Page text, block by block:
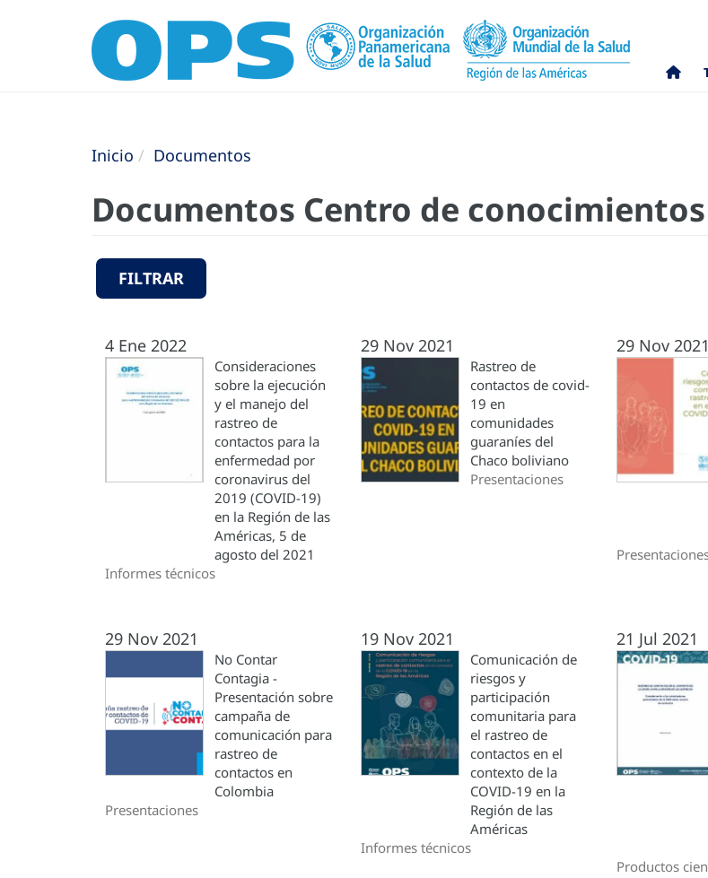
Inicio Documentos
Documentos Centro de
FILTRAR
4 Ene 2022
Consideraciones
sobre la ejecución
y el manejo del
rastreo de
contactos para la
enfermedad por
coronavirus del
2019 (COVID-19)
en la Región de las
Américas, 5 de
agosto del 2021
Informes técnicos
29 Nov 2021
Rastreo de
contactos de covid-
19 en
comunidades
guaraníes del
Chaco boliviano
Presentaciones
29 Nov 2021
29 Nov 2021
No Contar
Contagia -
Presentación sobre
campaña de
comunicación para
rastreo de
contactos en
Colombia
Presentaciones
19 Nov 2021
Comunicación de
riesgos y
participación
comunitaria para
el rastreo de
contactos en el
contexto de la
COVID-19 en la
Región de las
Américas
Informes técnicos
21 Jul 2021
Productos